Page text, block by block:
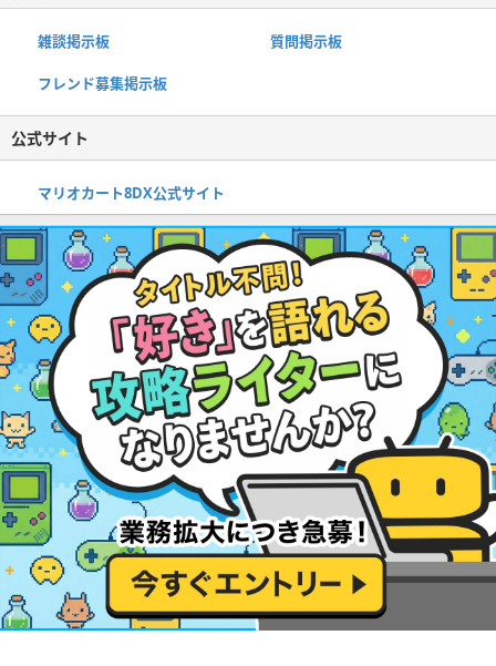
雑談掲示板 質問掲示板
フレンド募集掲示板
公式サイト
マリオカート8DX公式サイト